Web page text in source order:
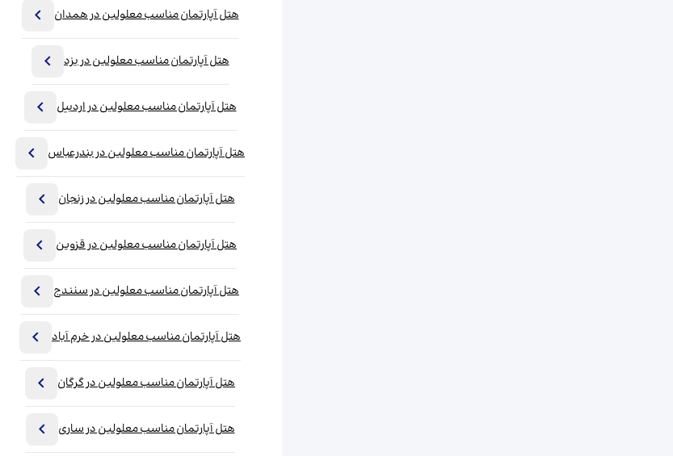
هتل آپارتمان مناسب معلولین در همدان
هتل آپارتمان مناسب معلولین در یزد
هتل آپارتمان مناسب معلولین در اردبیل
هتل آپارتمان مناسب معلولین در بندرعباس
هتل آپارتمان مناسب معلولین در زنجان
هتل آپارتمان مناسب معلولین در قزوین
هتل آپارتمان مناسب معلولین در سنندج
هتل آپارتمان مناسب معلولین در خرم آباد
هتل آپارتمان مناسب معلولین در گرگان
هتل آپارتمان مناسب معلولین در ساری